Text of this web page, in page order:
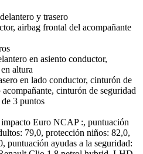
y trasero
airbag frontal del acompañante
en asiento conductor,
altura
en lado conductor, cinturón de
cinturón de seguridad
3 puntos
impacto Euro NCAP :, puntuación
79,0, protección niños: 82,0,
puntuación ayudas a la seguridad: